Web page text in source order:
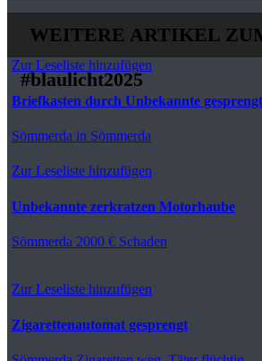
WEITERE ARTIKEL
#blaulicht2025
Zur Leseliste hinzufügen
Briefkasten durch Unbekannte gesprengt
Sömmerda in Sömmerda
Zur Leseliste hinzufügen
Unbekannte zerkratzen Motorhaube
Sömmerda 2000 € Schaden
Zur Leseliste hinzufügen
Zigarettenautomat gesprengt